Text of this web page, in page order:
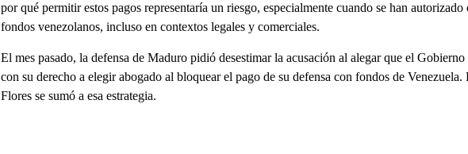
por qué permitir estos pagos representaría un riesgo, especialmente cuando se han autorizado
fondos venezolanos, incluso en contextos legales y comerciales.
El mes pasado, la defensa de Maduro pidió desestimar la acusación al alegar que el
con su derecho a elegir abogado al bloquear el pago de su defensa con fondos de
Flores se sumó a esa estrategia.